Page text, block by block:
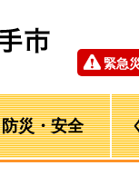
緊急
防災・安全